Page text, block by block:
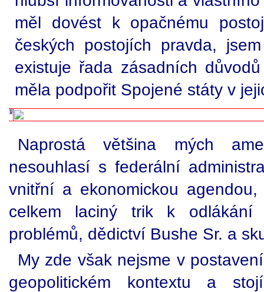
měl dovést k opačnému
českých postojích pravda,
existuje řada zásadních
měla podpořit Spojené státy v
Naprostá většina mých
nesouhlasí s federální
vnitřní a ekonomickou
celkem laciný trik k odlákání
problémů, dědictví Bushe Sr. a
My zde však nejsme v
geopolitickém kontextu a